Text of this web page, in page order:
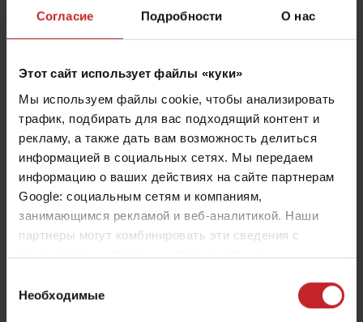
Согласие Подробности О нас
Этот сайт использует файлы «куки»
Мы используем файлы cookie, чтобы анализировать
трафик, подбирать для вас подходящий контент и
рекламу, а также дать вам возможность делиться
информацией в социальных сетях. Мы передаем
информацию о ваших действиях на сайте партнерам
Google: социальным сетям и компаниям,
занимающимся рекламой и веб-аналитикой. Наши
партнеры могут комбинировать эти сведения с
предоставленной вами информацией, а также
вами их сервисов.
согласия
Необходимые
вариантах ширины захвата: 4,5; 5,0 и 6,2 метра.
производительности сделали Rollex популярным
решением для поля.